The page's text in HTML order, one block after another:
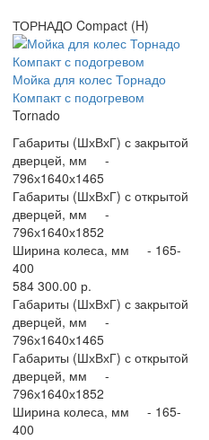
ТОРНАДО Compact (H)
Мойка для колес Торнадо
Компакт с подогревом
Tornado
Габариты (ШхВхГ) с закрытой
дверцей, мм -
796х1640х1465
Габариты (ШхВхГ) с открытой
дверцей, мм -
796х1640х1852
Ширина колеса, мм - 165-
400
584 300.00 р.
Габариты (ШхВхГ) с закрытой
дверцей, мм -
796х1640х1465
Габариты (ШхВхГ) с открытой
дверцей, мм -
796х1640х1852
Ширина колеса, мм - 165-
400